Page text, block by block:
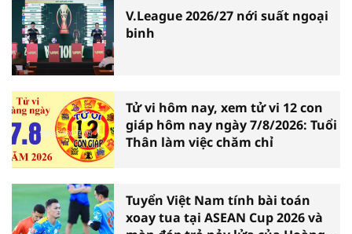
V.League 2026/27 nới suất ngoại
binh
Tử vi hôm nay, xem tử vi 12 con
giáp hôm nay ngày 7/8/2026: Tuổi
Thân làm việc chăm chỉ
Tuyển Việt Nam tính bài toán
xoay tua tại ASEAN Cup 2026 và